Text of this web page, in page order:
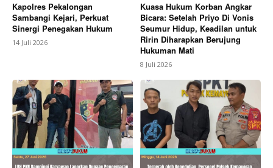
Kapolres Pekalongan
Sambangi Kejari, Perkuat
Sinergi Penegakan Hukum
14 Juli 2026
Kuasa Hukum Korban Angkar
Bicara: Setelah Priyo Di Vonis
Seumur Hidup, Keadilan untuk
Ririn Diharapkan Berujung
Hukuman Mati
8 Juli 2026